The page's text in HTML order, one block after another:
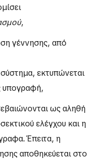
,
γέννησης, από
εκτυπώνεται
υπογραφή,
ως αληθή
ελέγχου και η
Έπειτα, η
αποθηκεύεται στο